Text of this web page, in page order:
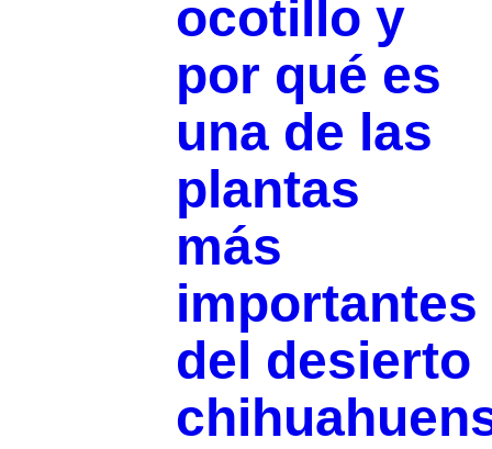
ocotillo y
por qué es
una de las
plantas
más
importantes
del desierto